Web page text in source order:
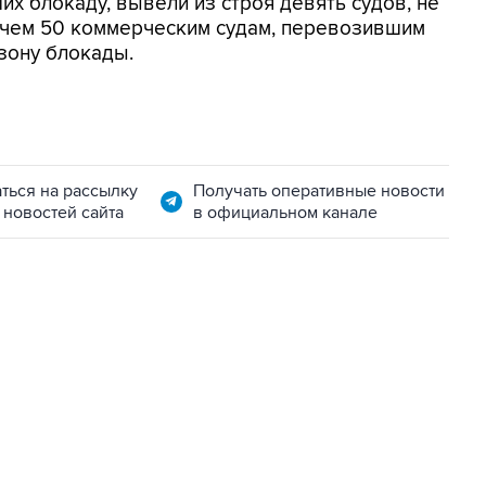
50 коммерческим судам, перевозившим
блокады.
на рассылку
сайта
Получать оперативные новости
в официальном канале